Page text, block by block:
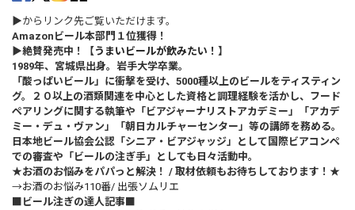
▶からリンク先ご覧いただけます。
Amazonビール本部門１位獲得！
▶絶賛発売中！【 うまいビールが飲みたい！ 】
1989年、宮城県出身。岩手大学卒業。
「酸っぱいビール」に衝撃を受け、5000種以上のビールをティスティン
グ。２０以上の酒類関連を中心とした資格と調理経験を活かし、フード
ペアリングに関する執筆や「ビアジャーナリストアカデミー」「アカデ
ミー・デュ・ヴァン」「朝日カルチャーセンター」等の講師を務める。
日本地ビール協会公認「シニア・ビアジャッジ」として国際ビアコンペ
での審査や「ビールの注ぎ手」としても日々活動中。
★お酒のお悩みをパパっと解決！ / 取材依頼もお待ちしております！★
→お酒のお悩み110番/ 出張ソムリエ
■ビール注ぎの達人記事■